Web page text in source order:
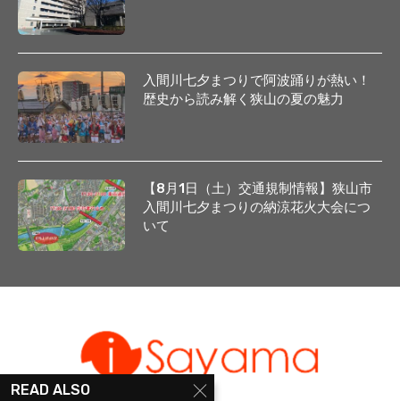
入間川七夕まつりで阿波踊りが熱い！
歴史から読み解く狭山の夏の魅力
【8月1日（土）交通規制情報】狭山市
入間川七夕まつりの納涼花火大会につ
いて
READ ALSO